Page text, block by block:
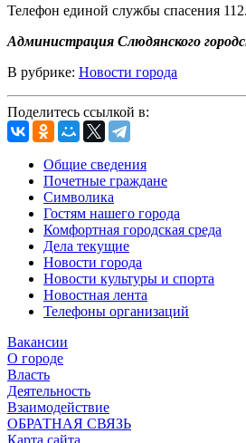
Телефон единой службы спасения 112.
Администрация Слюдянского
В рубрике: Новости города
Поделитесь ссылкой в:
Общие сведения
Почетные граждане
Символика
Гостям нашего города
Комфортная городская среда
Дела текущие
Новости города
Новости культуры и спорта
Новостная лента
Телефоны организаций
Вакансии
О городе
Власть
Деятельность
Взаимодействие
ОБРАТНАЯ СВЯЗЬ